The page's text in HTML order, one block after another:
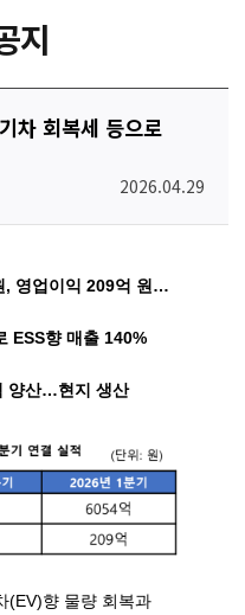
지
차 회복세 등으로
2026.04.29
, 영업이익 209억 원 …
ESS향 매출 140%
양산…현지 생산
(EV)향 물량 회복과